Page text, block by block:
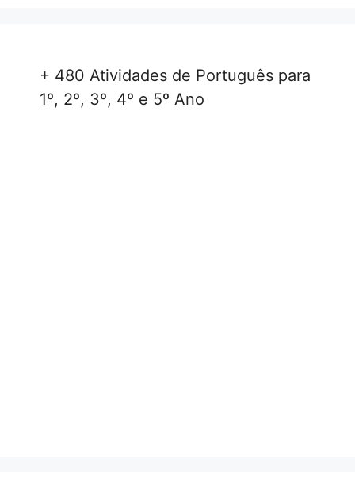
+ 480 Atividades de Português para
1º, 2º, 3º, 4º e 5º Ano